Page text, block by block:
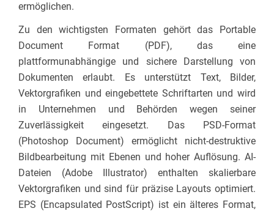
ermöglichen.
Zu den wichtigsten Formaten gehört das Portable
Document Format (PDF), das eine
plattformunabhängige und sichere Darstellung von
Dokumenten erlaubt. Es unterstützt Text, Bilder,
Vektorgrafiken und eingebettete Schriftarten und wird
in Unternehmen und Behörden wegen seiner
Zuverlässigkeit eingesetzt. Das PSD-Format
(Photoshop Document) ermöglicht nicht-destruktive
Bildbearbeitung mit Ebenen und hoher Auflösung. AI-
Dateien (Adobe Illustrator) enthalten skalierbare
Vektorgrafiken und sind für präzise Layouts optimiert.
EPS (Encapsulated PostScript) ist ein älteres Format,